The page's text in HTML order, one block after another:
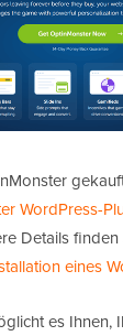
WordPress-
Details
eines
es Ihnen,